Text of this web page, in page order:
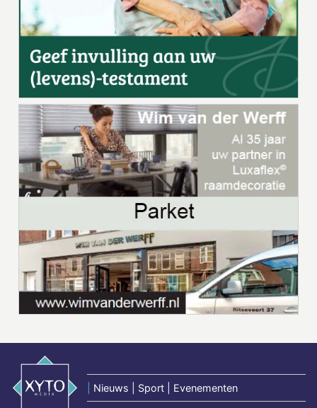
Nieuws | Sport | Evenementen